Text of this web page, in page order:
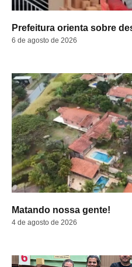
Prefeitura orienta sobre
6 de agosto de 2026
Matando nossa gente!
4 de agosto de 2026